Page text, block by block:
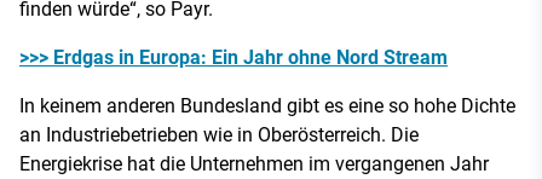
finden würde“, so Payr.
>>> Erdgas in Europa: Ein Jahr ohne Nord Stream
In keinem anderen Bundesland gibt es eine so hohe Dichte
an Industriebetrieben wie in Oberösterreich. Die
Energiekrise hat die Unternehmen im vergangenen Jahr